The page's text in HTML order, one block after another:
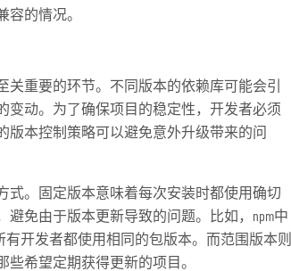
的情况。
重要的环节。不同版本的依赖库可能会引
变动。为了确保项目的稳定性，开发者必须
版本控制策略可以避免意外升级带来的问
式。固定版本意味着每次安装时都使用确切
免由于版本更新导致的问题。比如，npm中
有开发者都使用相同的包版本。而范围版本则
希望定期获得更新的项目。